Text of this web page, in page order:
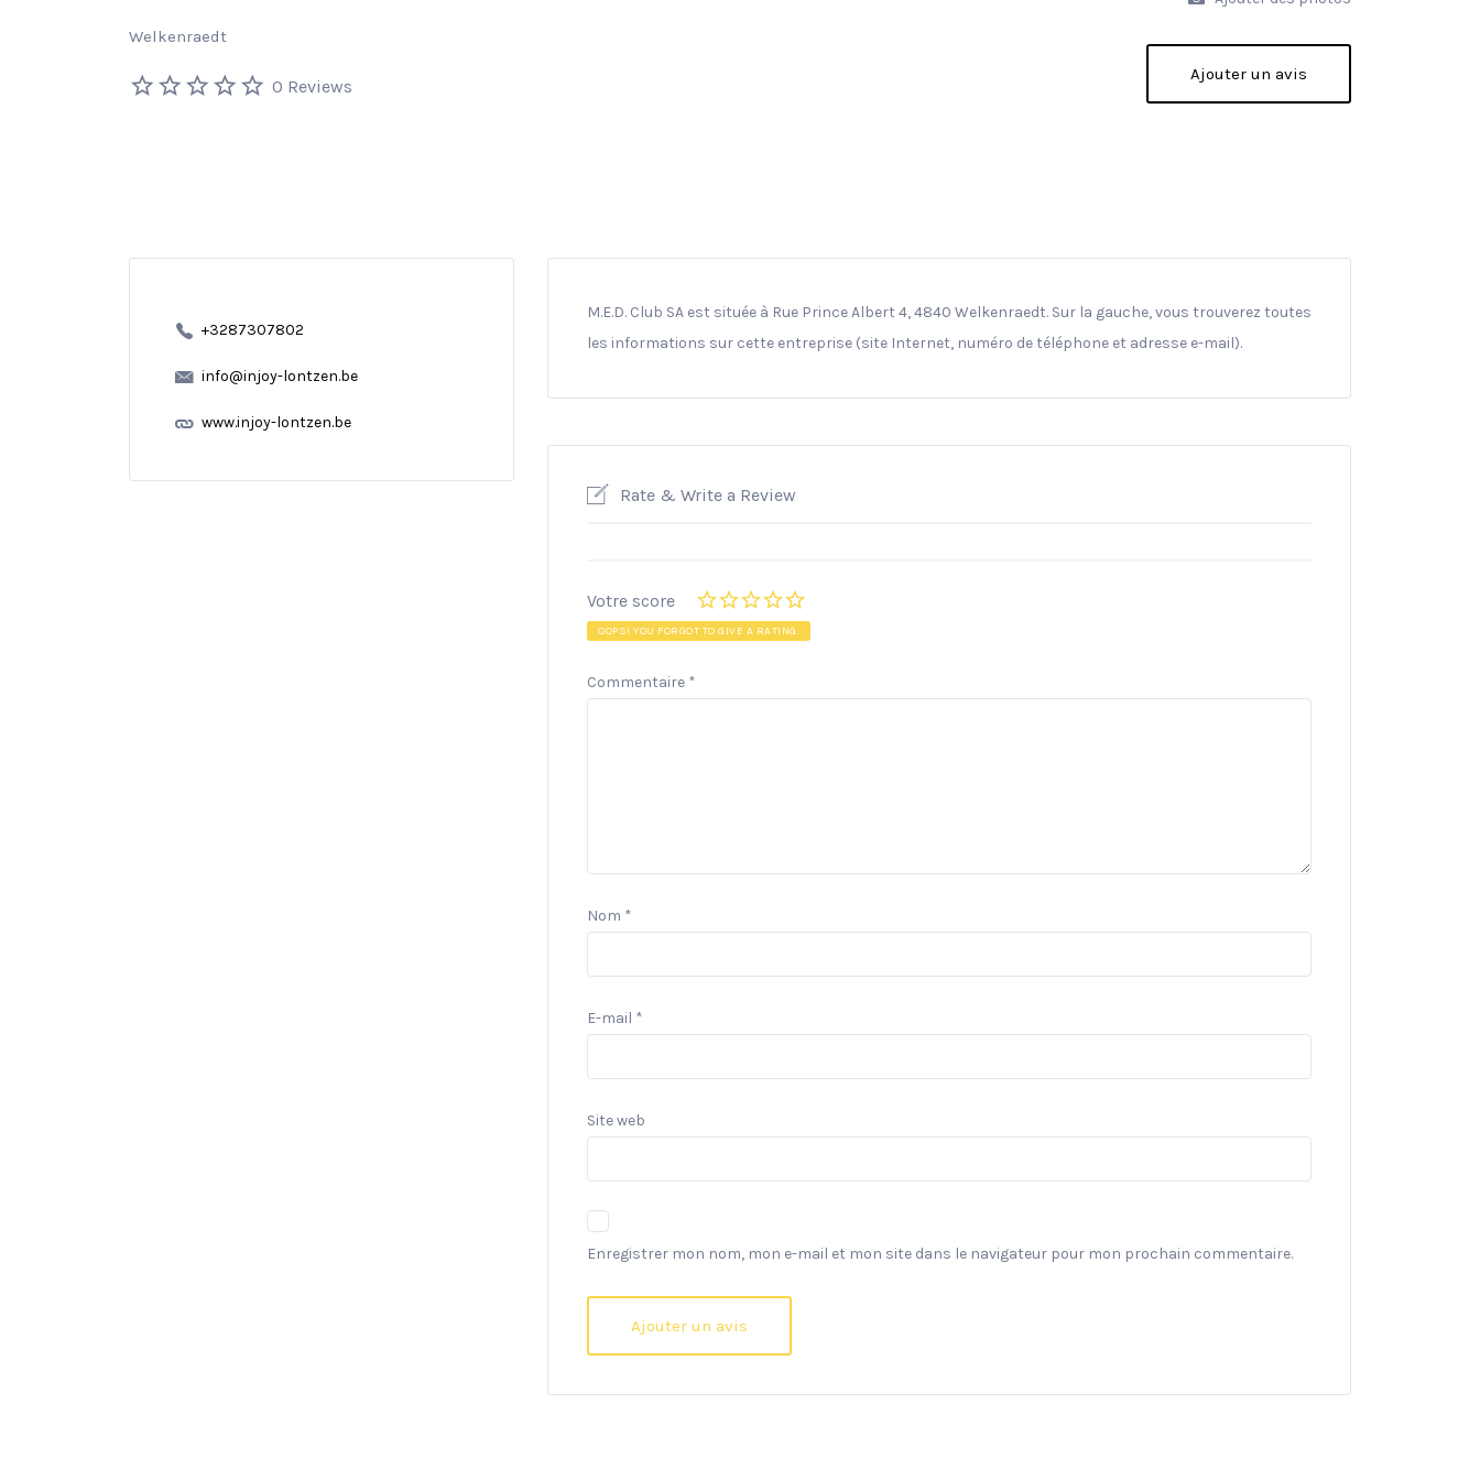
Welkenraedt
0 Reviews
Ajouter un avis
+3287307802
info@injoy-lontzen.be
www.injoy-lontzen.be
M.E.D. Club SA est située à Rue Prince Albert 4, 4840 Welkenraedt. Sur la gauche, vous trouverez toutes
les informations sur cette entreprise (site Internet, numéro de téléphone et adresse e-mail).
Rate & Write a Review
Votre score
OOPS! YOU FORGOT TO GIVE A RATING.
Commentaire *
Nom *
E-mail *
Site web
Enregistrer mon nom, mon e-mail et mon site dans le navigateur pour mon prochain commentaire.